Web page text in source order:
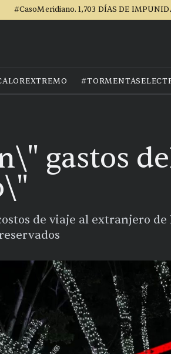
#CasoMeridiano. 1,703 DÍAS DE
gastos
de viaje al extranjero